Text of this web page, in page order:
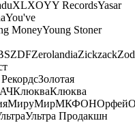
XLXOYY RecordsYasar
You've
MoneyYoung Stoner
ZDFZerolandiaZickzack
Золотая
КлюкваКлюква
МируМирМКФОНОрфей
Ультра Продакшн